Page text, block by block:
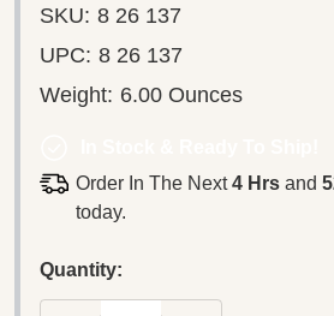
SKU: 8 26 137
UPC: 8 26 137
Weight: 6.00 Ounces
Order In The Next4 Hrsand
today.
Quantity: